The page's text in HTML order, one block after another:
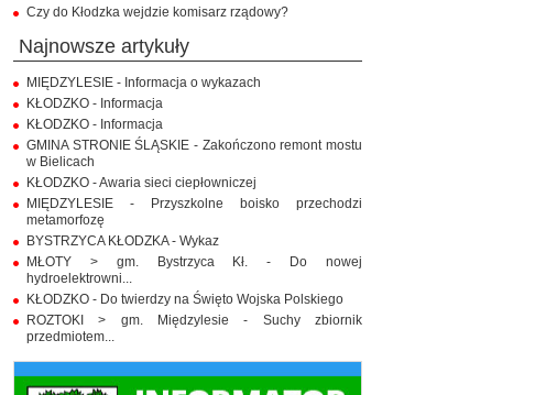
Czy do Kłodzka wejdzie komisarz rządowy?
najnowsze artykuły
MIĘDZYLESIE - Informacja o wykazach
KŁODZKO - Informacja
KŁODZKO - Informacja
GMINA STRONIE ŚLĄSKIE - Zakończono remont mostu
w Bielicach
KŁODZKO - Awaria sieci ciepłowniczej
MIĘDZYLESIE - Przyszkolne boisko przechodzi
metamorfozę
BYSTRZYCA KŁODZKA - Wykaz
MŁOTY > gm. Bystrzyca Kł. - Do nowej
hydroelektrowni...
KŁODZKO - Do twierdzy na Święto Wojska Polskiego
ROZTOKI > gm. Międzylesie - Suchy zbiornik
przedmiotem...